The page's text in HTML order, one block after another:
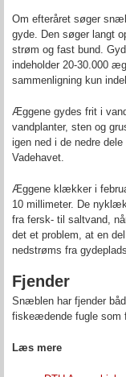
Om efteråret søger
gyde. Den søger langt
strøm og fast bund.
indeholder 20-30.000
sammenligning kun
Æggene gydes frit i
vandplanter, sten og
igen ned i de nedre
Vadehavet.
Æggene klækker i
10 millimeter. De
fra fersk- til saltvand,
det et problem, at en
nedstrøms fra
Fjender
Snæblen har fjender
fiskeædende fugle som
Læs mere